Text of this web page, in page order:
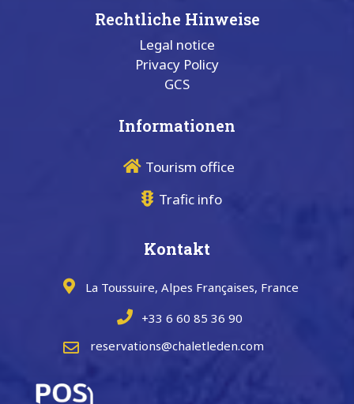
Rechtliche Hinweise
Legal notice
Privacy Policy
GCS
Informationen
Tourism office
Trafic info
Kontakt
La Toussuire, Alpes Françaises, France
+33 6 60 85 36 90